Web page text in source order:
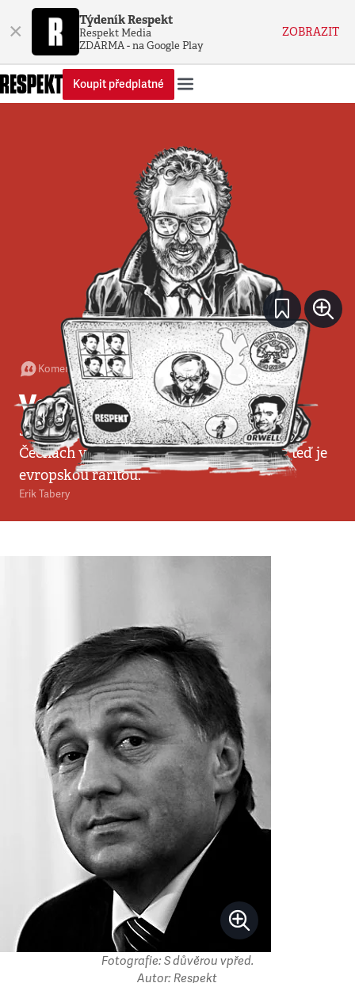
× Týdeník Respekt
Respekt Media
ZDARMA - na Google Play
ZOBRAZIT
Koupit předplatné
Komentář•14. 1. 2007•3 minuty
Ve hvězdách
Je nepochybné, že povolební vyjednávání v
Čechách vstoupí svou délkou do dějin. Už teď je
evropskou raritou.
Erik Tabery
Fotografie: S důvěrou vpřed.
Autor: Respekt